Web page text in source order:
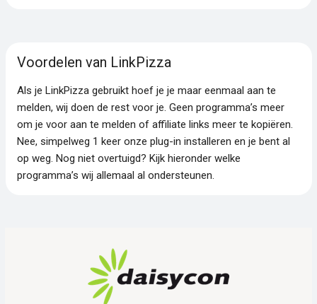
Voordelen van LinkPizza
Als je LinkPizza gebruikt hoef je je maar eenmaal aan te
melden, wij doen de rest voor je. Geen programma’s meer
om je voor aan te melden of affiliate links meer te kopiëren.
Nee, simpelweg 1 keer onze plug-in installeren en je bent al
op weg. Nog niet overtuigd? Kijk hieronder welke
programma’s wij allemaal al ondersteunen.